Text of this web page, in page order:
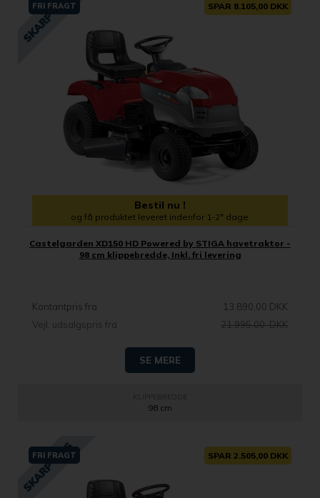
FRI FRAGT SPAR 8.105,00 DKK
Bestil nu !
og få produktet leveret indenfor 1-2* dage
Castelgarden XD150 HD Powered by STIGA havetraktor -
98 cm klippebredde, Inkl. fri levering
Kontantpris fra
13.890,00 DKK
Vejl. udsalgspris fra
21.995,00 DKK
SE MERE
98 cm
FRI FRAGT SPAR 2.505,00 DKK